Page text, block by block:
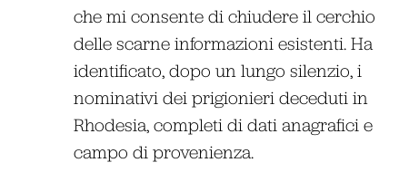
che mi consente di chiudere il cerchio
delle scarne informazioni esistenti. Ha
identificato, dopo un lungo silenzio, i
nominativi dei prigionieri deceduti in
Rhodesia, completi di dati anagrafici e
campo di provenienza.